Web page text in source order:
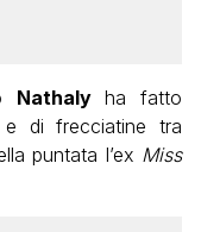
Nathalyha fatto
di frecciatine tra
puntata l’ex Miss